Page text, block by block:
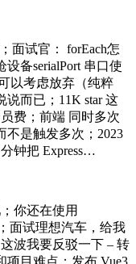
面试官： forEach怎
备serialPort 串口使
以考虑放弃（纯粹
而已；11K star 这
费；前端 同时多次
不是触发多次；2023
钟把 Express…
你还在使用
面试理想汽车，给我
波我要反驳一下 – 转
项目难点；发布 Vue3